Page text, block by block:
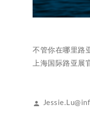
不管你在哪里路
上海国际路亚展